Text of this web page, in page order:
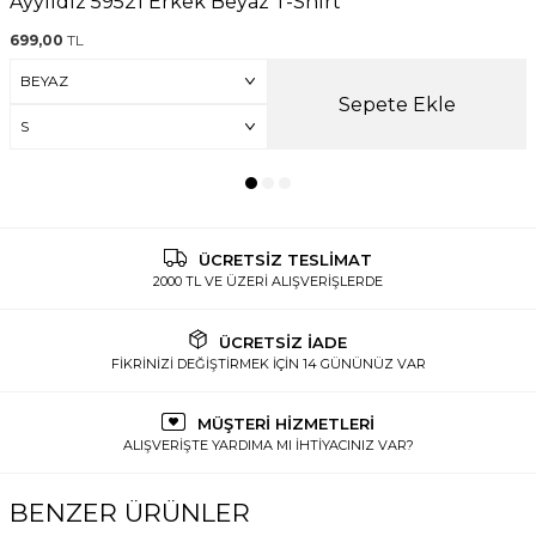
699,00 TL
Sepete Ekle
ÜCRETSİZ TESLİMAT
2000 TL VE ÜZERİ ALIŞVERİŞLERDE
ÜCRETSİZ İADE
FİKRİNİZİ DEĞİŞTİRMEK İÇİN 14 GÜNÜNÜZ VAR
MÜŞTERİ HİZMETLERİ
ALIŞVERİŞTE YARDIMA MI İHTİYACINIZ VAR?
BENZER ÜRÜNLER